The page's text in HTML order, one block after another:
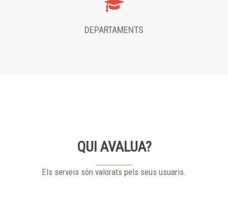
DEPARTAMENTS
QUI AVALUA?
Els serveis són valorats pels seus usuaris.